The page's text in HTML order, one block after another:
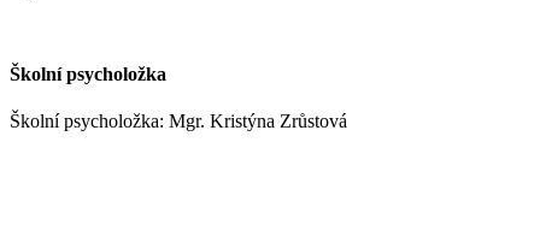
Školní psycholožka
Školní psycholožka: Mgr. Kristýna Zrůstová